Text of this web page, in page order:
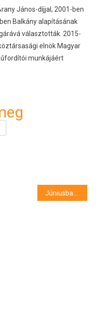
János-díjjal, 2001-ben
Balkány alapításának
választották. 2015-
elnök Magyar
munkájáért